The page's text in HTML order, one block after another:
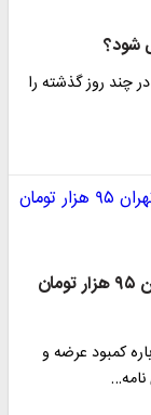
شود؟
چند روز گذشته را
افزایش عجیب قیمت مرغ | قیمت مرغ در تهران ۹۵ هزار تومان
کمبود عرضه و